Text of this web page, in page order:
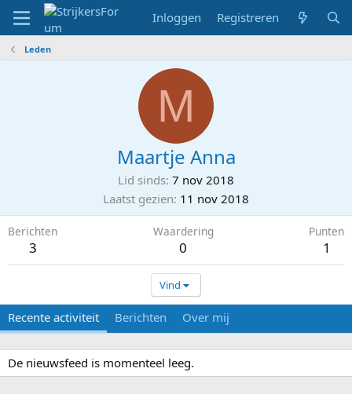
Inloggen Registreren
Leden
M
Maartje Anna
Lid sinds 7 nov 2018
Laatst gezien 11 nov 2018
Berichten
3
Waardering
0
Punten
1
Vind
Recente activiteit Berichten Over mij
De nieuwsfeed is momenteel leeg.